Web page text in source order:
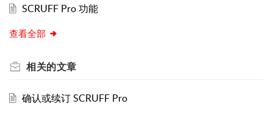
SCRUFF Pro 功能
查看全部
相关的文章
确认或续订 SCRUFF Pro